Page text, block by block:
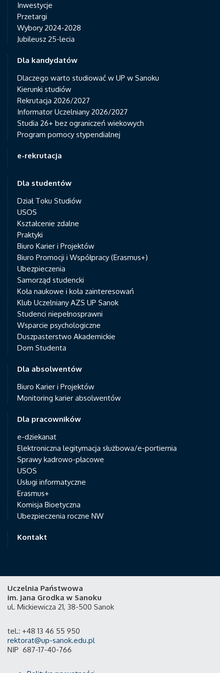
Inwestycje
Przetargi
Wybory 2024-2028
Jubileusz 25-lecia
Dla kandydatów
Dlaczego warto studiować w UP w Sanoku
Kierunki studiów
Rekrutacja 2026/2027
Informator Uczelniany 2026/2027
Studia 26+ bez ograniczeń wiekowych
Program pomocy stypendialnej
e-rekrutacja
Dla studentów
Dział Toku Studiów
USOS
Kształcenie zdalne
Praktyki
Biuro Karier i Projektów
Biuro Promocji i Współpracy (Erasmus+)
Ubezpieczenia
Samorząd studencki
Koła naukowe i koła zainteresowań
Klub Uczelniany AZS UP Sanok
Studenci niepełnosprawni
Wsparcie psychologiczne
Duszpasterstwo Akademickie
Dom Studenta
Dla absolwentów
Biuro Karier i Projektów
Monitoring karier absolwentów
Dla pracowników
e-dziekanat
Elektroniczna legitymacja służbowa/e-portiernia
Sprawy kadrowo-płacowe
USOS
Usługi informatyczne
Erasmus+
Komisja Bioetyczna
Ubezpieczenia roczne NW
Kontakt
Uczelnia Państwowa
im. Jana Grodka w Sanoku
ul. Mickiewicza 21, 38-500 Sanok
tel.: +48 13 46 55 950
rektorat@up-sanok.edu.pl
NIP 687-17-40-766